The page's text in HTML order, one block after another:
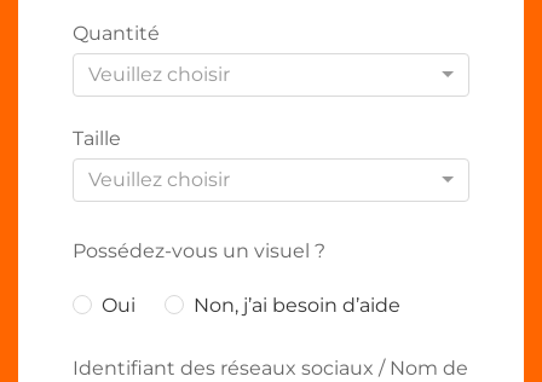
Quantité
Veuillez choisir
Taille
Veuillez choisir
Possédez-vous un visuel ?
Oui Non, j’ai besoin d’aide
Identifiant des réseaux sociaux / Nom de